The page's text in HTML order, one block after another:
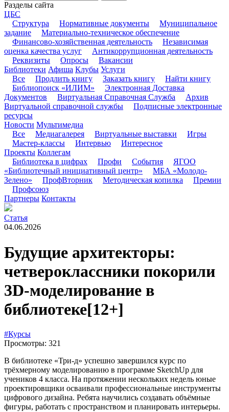
Разделы сайта
ЦБС
Структура
Нормативные документы
Муниципальное
задание
Материально-техническое обеспечение
Финансово-хозяйственная деятельность
Независимая
оценка качества услуг
Антикоррупционная деятельность
Реквизиты
Опросы
Вакансии
Библиотеки Афиша Клубы Услуги
Все
Продлить книгу Заказать книгу
Найти книгу
Библиопоиск «ИЛИМ»
Электронная Доставка
Документов
Виртуальная Справочная Служба
Архив
Виртуальной справочной службы
Подписные электронные
ресурсы
Новости Мультимедиа
Все
Медиагалерея Виртуальные выставки
Игры
Мастер-классы
Интервью
Интересное
Проекты Коллегам
Библиотека в цифрах
Профи События
ЯГОО
«Библиотечный инициативный центр»
МБА «Молодо-
Зелено»
ПрофВторник Методическая копилка
Премии
Профсоюз
Партнеры Контакты
Статья
04.06.2026
Будущие архитекторы:
четвероклассники покорили
3D-моделирование в
библиотеке[12+]
#Курсы
Просмотры: 321
В библиотеке «Три-д» успешно завершился курс по
трёхмерному моделированию в программе SketchUp для
учеников 4 класса. На протяжении нескольких недель юные
проектировщики осваивали профессиональные инструменты
цифрового дизайна. Ребята научились создавать объёмные
фигуры, работать с пространством и планировать интерьеры.